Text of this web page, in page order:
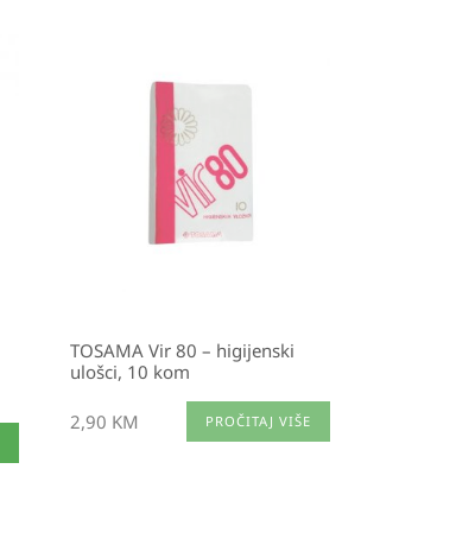
TOSAMA Vir 80 – higijenski
ulošci, 10 kom
2,90 KM PROČITAJ VIŠE